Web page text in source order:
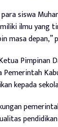
siswa
ilmu yang
masa depan,”
Pimpinan
Pemerintah
kepada